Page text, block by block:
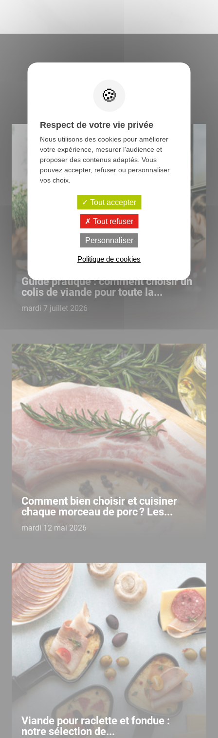
conseils du boucher
Guide pratique : comment choisir un
colis de viande pour toute la...
mardi 7 juillet 2026
Comment bien choisir et cuisiner
chaque morceau de porc ? Les...
mardi 12 mai 2026
Viande pour raclette et fondue :
notre sélection de...
Respect de votre vie privée
Nous utilisons des cookies pour améliorer
votre expérience, mesurer l'audience et
proposer des contenus adaptés. Vous
pouvez accepter, refuser ou personnaliser
vos choix.
Tout accepter
Tout refuser
Personnaliser
Politique de cookies